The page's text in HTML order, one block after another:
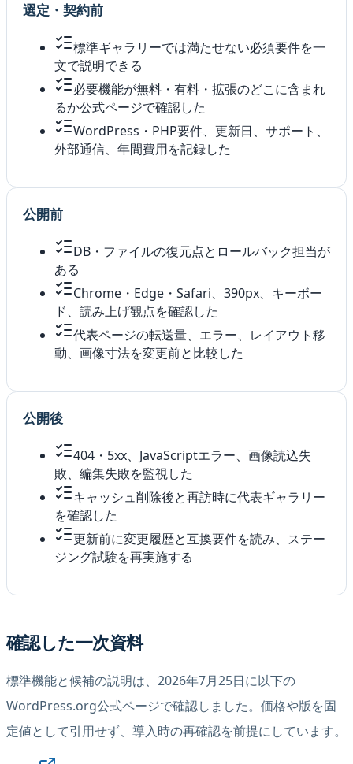
選定・契約前
標準ギャラリーでは満たせない必須要件を一
文で説明できる
必要機能が無料・有料・拡張のどこに含まれ
るか公式ページで確認した
WordPress・PHP要件、更新日、サポート、
外部通信、年間費用を記録した
公開前
DB・ファイルの復元点とロールバック担当が
ある
Chrome・Edge・Safari、390px、キーボー
ド、読み上げ観点を確認した
代表ページの転送量、エラー、レイアウト移
動、画像寸法を変更前と比較した
公開後
404・5xx、JavaScriptエラー、画像読込失
敗、編集失敗を監視した
キャッシュ削除後と再訪時に代表ギャラリー
を確認した
更新前に変更履歴と互換要件を読み、ステー
ジング試験を再実施する
確認した一次資料
標準機能と候補の説明は、2026年7月25日に以下の
WordPress.org公式ページで確認しました。価格や版を固
定値として引用せず、導入時の再確認を前提にしています。